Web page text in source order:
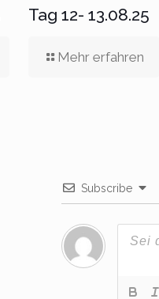
Tag 12- 13.08.25
Mehr erfahren
Subscribe